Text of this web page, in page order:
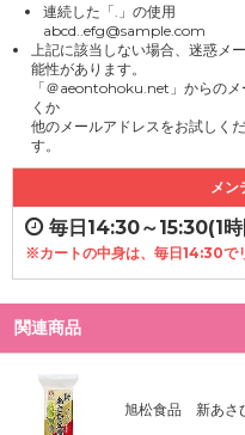
連続した「.」の使用
abcd..efg@sample.com
上記に該当しない場合、迷惑メ
能性があります。
「＠aeontohoku.net」からの
くか
他のメールアドレスをお試しく
す。
メン
毎日14:30～15:30(1
※カートの中身は、毎日14:30で
関連商品
旭松食品 新あ